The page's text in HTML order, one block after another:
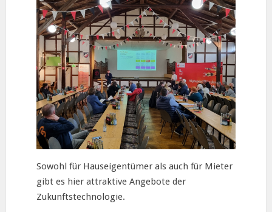
Sowohl für Hauseigentümer als auch für Mieter
gibt es hier attraktive Angebote der
Zukunftstechnologie.